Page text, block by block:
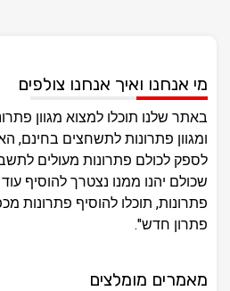
מי אנחנו ואיך אנחנו צולפים
באתר שלנו תוכלו למצוא מגוון
ומגוון פתרונות לתשחצים בחינם,
לספק לכולם פתרונות מעולים
שכולם יהנו ממנו נצטרך להוסיף עוד
פתרונות, תוכלו להוסיף פתרונות
פתרון חדש".
מאמרים מומלצים